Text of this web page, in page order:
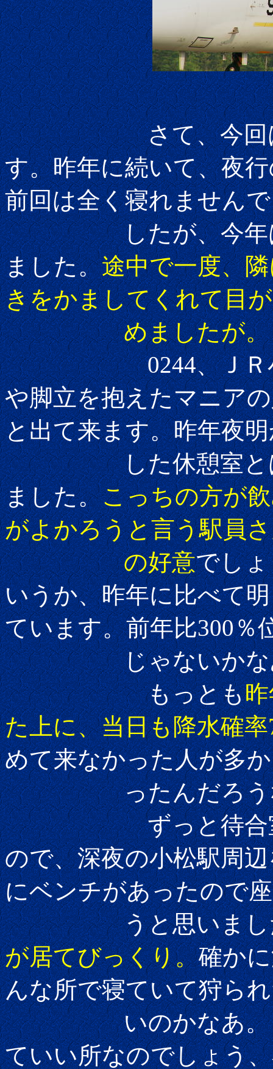
さて、今回は
す。昨年に続いて、夜
前回は全く寝れませんで
したが、今年はし
ました。途中で一度、
きをかましてくれて目
めましたが。
0244、ＪＲ小松
や脚立を抱えたマニア
と出て来ます。昨年夜
した休憩室とはま
ました。こっちの方が
がよかろうと言う駅員
の好意でし
いうか、昨年に比べて
ています。前年比300％
じゃないかな
もっとも
た上に、当日も降水確率
めて来なかった人が多か
ったんだろう
ずっと待合室に
ので、深夜の小松駅周
にベンチがあったので
うと思いまし
が居てびっくり。確か
んな所で寝ていて狩ら
いのかなあ。まあ
ていい所なのでしょう